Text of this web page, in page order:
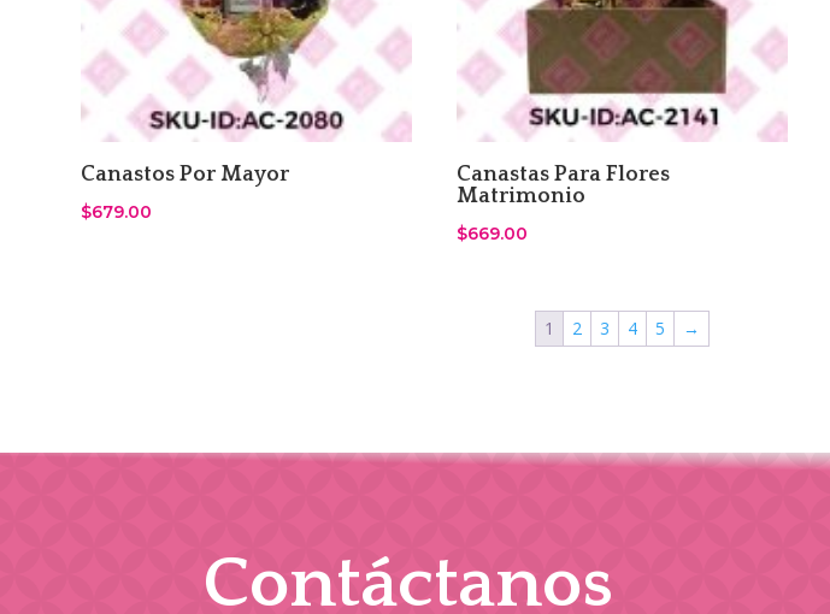
Canastos Por Mayor
$679.00
Canastas Para Flores
Matrimonio
$669.00
1 2 3 4 5 →
Contáctanos